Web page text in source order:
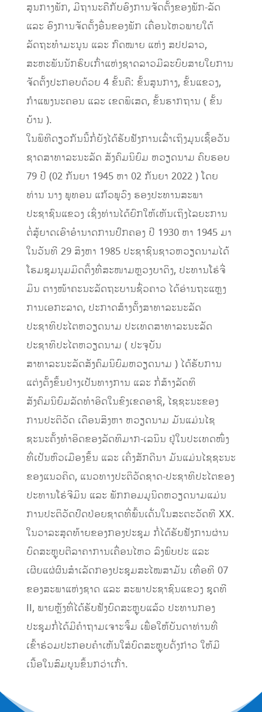
ສູນກາງພັກ, ມີຖານະຄືກັບອົງການຈັດຕັ້ງຂອງພັກ-ລັດ
ແລະ ອົງການຈັດຕັ້ງອື່ນຂອງພັກ ເຄື່ອນໄຫວພາຍໃຕ້
ລັດຖະທຳມະນູນ ແລະ ກົດໝາຍ ແຫ່ງ ສປປລາວ,
ສະຫະພັນນັກຮົບເກົ່າແຫ່ງຊາດລາວມີລະບົບສາຍໃຍການ
ຈັດຕັ້ງປະກອບດ້ວຍ 4 ຂັ້ນຄື: ຂັ້ນສູນກາງ, ຂັ້ນແຂວງ,
ກຳແພງນະຄອນ ແລະ ເຂດພິເສດ, ຂັ້ນຮາກຖານ ( ຂັ້ນ
ບ້ານ ).
ໃນພິທີດຽວກັນນີ້ກໍ່ຍັງໄດ້ຮັບຟັງການເລົ່າເຖິງມູນເຊື້ອວັນ
ຊາດສາທາລະນະລັດ ສັງຄົມນິຍົມ ຫວຽດນາມ ຄົບຮອບ
79 ປີ (02 ກັນຍາ 1945 ຫາ 02 ກັນຍາ 2022 ) ໂດຍ
ທ່ານ ນາງ ພູທອນ ແກ້ວພູວົງ ຮອງປະທານສະພາ
ປະຊາຊົນແຂວງ ເຊິ່ງທ່ານໄດ້ຍົກໃຫ້ເຫັນເຖິງໄລຍະການ
ຕໍ່ສູ້ຍາດເອົາອຳນາດການປົກຄອງ ປີ 1930 ຫາ 1945 ມາ
ໃນວັນທີ 29 ສິງຫາ 1985 ປະຊາຊົນຊາວຫວຽດນາມໄດ້
ໂຮມຊຸມນຸມມິດຕິ້ງທີ່ສະໜາມຫຼວງບາດິງ, ປະທານໂຮ່ຈີ່
ມິນ ຕາງໜ້າຄະນະລັດຖະບານຊົ່ວຄາວ ໄດ້ອ່ານຖະແຫຼງ
ການເອກະລາດ, ປະກາດສ້າງຕັ້ງສາທາລະນະລັດ
ປະຊາທິປະໄຕຫວຽດນາມ ປະເທດສາທາລະນະລັດ
ປະຊາທິປະໄຕຫວຽດນາມ ( ປະຈຸບັນ
ສາທາລະນະລັດສັງຄົມນິຍົມຫວຽດນາມ ) ໄດ້ຮັບການ
ແຕ່ງຕັ້ງຂຶ້ນຢ່າງເປັນທາງການ ແລະ ກໍ່ສ້າງລັດທິ
ສັງຄົມນິຍົມລັດທຳອິດໃນຂົງເຂດອາຊີ, ໄຊຊະນະຂອງ
ການປະຕິວັດ ເດືອນສິງຫາ ຫວຽດນາມ ມັນແມ່ນໄຊ
ຊະນະຄັ້ງທຳອິດຂອງລັດທິມາກ-ເລນິນ ຢູ່ໃນປະເທດໜຶ່ງ
ທີ່ເປັນຫົວເມືອງຂຶ້ນ ແລະ ເຄິ່ງສັກດີນາ ມັນແມ່ນໄຊຊະນະ
ຂອງແນວຄິດ, ແນວທາງປະຕິວັດຊາດ-ປະຊາທິປະໄຕຂອງ
ປະທານໂຮ່ຈີມິນ ແລະ ພັກກອມມູນິດຫວຽດນາມແມ່ນ
ການປະຕິວັດປົດປ່ອຍຊາດທີ່ພົ້ນເດັ່ນໃນສະຕະວັດທີ XX.
ໃນວາລະສຸດທ້າຍຂອງກອງປະຊຸມ ກໍ່ໄດ້ຮັບຟັງການຜ່ານ
ບົດສະຫຼຸບຕີລາຄາການເຄື່ອນໄຫວ ລົງພົບປະ ແລະ
ເຜີຍແຜ່ຜົນສໍາເລັດກອງປະຊຸມສະໄໝສາມັນ ເທື່ອທີ 07
ຂອງສະພາແຫ່ງຊາດ ແລະ ສະພາປະຊາຊົນແຂວງ ຊຸດທີ
II, ພາຍຫຼັງທີ່ໄດ້ຮັບຟັງບົດສະຫຼຸບແລ້ວ ປະທານກອງ
ປະຊຸມກໍ່ໄດ້ມີຄໍາຖາມເຈາະຈິ້ມ ເພື່ອໃຫ້ບັນດາທ່ານທີ່
ເຂົ້າຮ່ວມປະກອບຄໍາເຫັນໃສ່ບົດສະຫຼຸບດັ່ງກ່າວ ໃຫ້ມີ
ເນື້ອໃນສົມບູນຂຶ້ນກວ່າເກົ່າ.